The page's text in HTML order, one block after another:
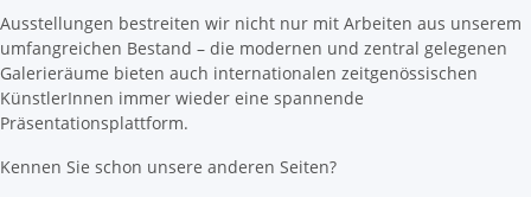
Ausstellungen bestreiten wir nicht nur mit Arbeiten aus unserem
umfangreichen Bestand – die modernen und zentral gelegenen
Galerieräume bieten auch internationalen zeitgenössischen
KünstlerInnen immer wieder eine spannende
Präsentationsplattform.
Kennen Sie schon unsere anderen Seiten?